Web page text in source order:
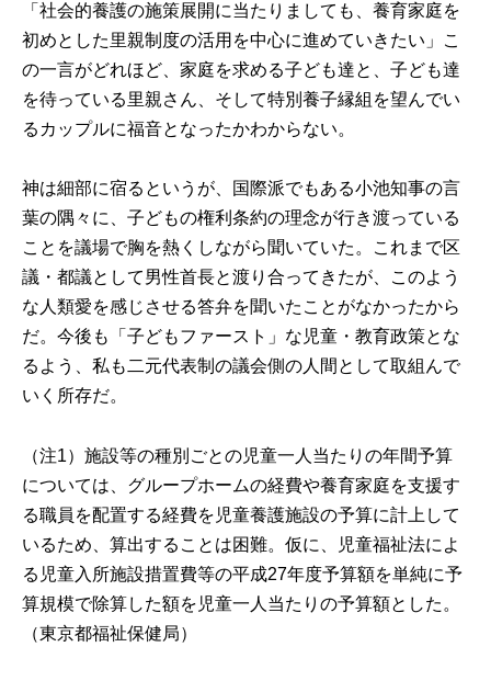
「社会的養護の施策展開に当たりましても、養育家庭を
初めとした里親制度の活用を中心に進めていきたい」こ
の一言がどれほど、家庭を求める子ども達と、子ども達
を待っている里親さん、そして特別養子縁組を望んでい
るカップルに福音となったかわからない。
神は細部に宿るというが、国際派でもある小池知事の言
葉の隅々に、子どもの権利条約の理念が行き渡っている
ことを議場で胸を熱くしながら聞いていた。これまで区
議・都議として男性首長と渡り合ってきたが、このよう
な人類愛を感じさせる答弁を聞いたことがなかったから
だ。今後も「子どもファースト」な児童・教育政策とな
るよう、私も二元代表制の議会側の人間として取組んで
いく所存だ。
（注1）施設等の種別ごとの児童一人当たりの年間予算
については、グループホームの経費や養育家庭を支援す
る職員を配置する経費を児童養護施設の予算に計上して
いるため、算出することは困難。仮に、児童福祉法によ
る児童入所施設措置費等の平成27年度予算額を単純に予
算規模で除算した額を児童一人当たりの予算額とした。
（東京都福祉保健局）